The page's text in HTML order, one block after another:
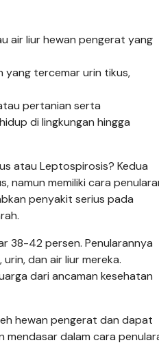
air liur hewan pengerat yang
yang tercemar urin tikus,
pertanian serta
di lingkungan hingga
atau Leptospirosis? Kedua
namun memiliki cara
penyakit serius pada
38-42 persen. Penularannya
dan air liur mereka.
dari ancaman kesehatan
hewan pengerat dan dapat
mendasar dalam cara